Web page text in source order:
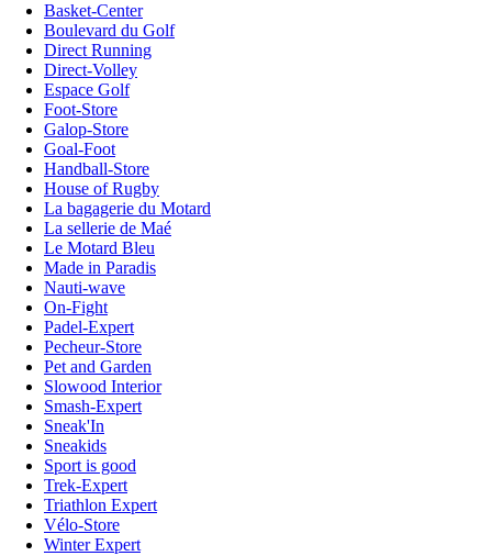
Basket-Center
Boulevard du Golf
Direct Running
Direct-Volley
Espace Golf
Foot-Store
Galop-Store
Goal-Foot
Handball-Store
House of Rugby
La bagagerie du Motard
La sellerie de Maé
Le Motard Bleu
Made in Paradis
Nauti-wave
On-Fight
Padel-Expert
Pecheur-Store
Pet and Garden
Slowood Interior
Smash-Expert
Sneak'In
Sneakids
Sport is good
Trek-Expert
Triathlon Expert
Vélo-Store
Winter Expert